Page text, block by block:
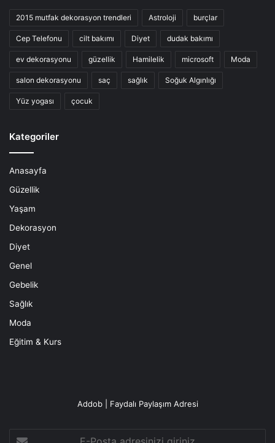
2015 mutfak dekorasyon trendleri Astroloji burçlar
Cep Telefonu cilt bakımı Diyet dudak bakımı
ev dekorasyonu güzellik Hamilelik microsoft Moda
salon dekorasyonu saç sağlık Soğuk Algınlığı
Yüz yogası çocuk
Kategoriler
Anasayfa
Güzellik
Yaşam
Dekorasyon
Diyet
Genel
Gebelik
Sağlık
Moda
Eğitim & Kurs
Addob | Faydalı Paylaşım Adresi